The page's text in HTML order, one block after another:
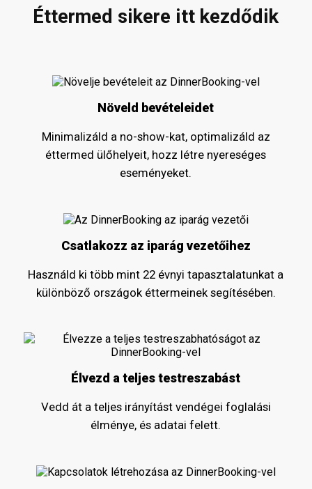
Éttermed sikere itt kezdődik
Növeld bevételeidet
Minimalizáld a no-show-kat, optimalizáld az
éttermed ülőhelyeit, hozz létre nyereséges
eseményeket.
Csatlakozz az iparág vezetőihez
Használd ki több mint 22 évnyi tapasztalatunkat a
különböző országok éttermeinek segítésében.
Élvezd a teljes testreszabást
Vedd át a teljes irányítást vendégei foglalási
élménye, és adatai felett.